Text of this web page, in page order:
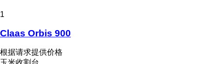
1
Claas Orbis 900
根据请求提供价格